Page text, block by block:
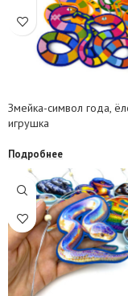
Змейка-символ года,
игрушка
Подробнее